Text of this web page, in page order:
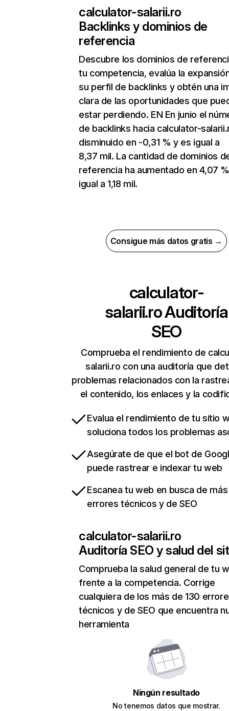
calculator-salarii.ro
Backlinks y dominios de
referencia
Descubre los dominios de
tu competencia, evalúa la
su perfil de backlinks y obtén una
clara de las oportunidades que
estar perdiendo. EN En junio el
de backlinks hacia calculator-
disminuido en -0,31 % y es igual a
8,37 mil. La cantidad de dominios
referencia ha aumentado en 4,07
igual a 1,18 mil.
Consigue más datos gratis →
calculator-
salarii.roAuditoría
SEO
Comprueba el rendimiento de
salarii.ro con una auditoría que
problemas relacionados con la
el contenido, los enlaces y la
Evalua el rendimiento de tu sitio
soluciona todos los problemas
Asegúrate de que el bot de
puede rastrear e indexar tu web
Escanea tu web en busca de
errores técnicos y de SEO
calculator-salarii.ro
Auditoría SEO y salud del
Comprueba la salud general de tu
frente a la competencia. Corrige
cualquiera de los más de 130
técnicos y de SEO que encuentra
herramienta
Ningún resultado
No tenemos datos que mostrar.